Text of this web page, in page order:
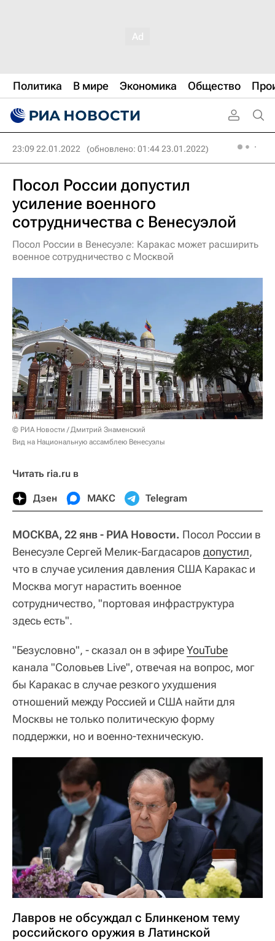
Политика В мире Экономика Общество
23:09 22.01.2022 (обновлено: 01:44 23.01.2022)
Посол России допустил
усиление военного
сотрудничества с Венесуэлой
Посол России в Венесуэле: Каракас может расширить
военное сотрудничество с Москвой
© РИА Новости / Дмитрий Знаменский
Вид на Национальную ассамблею Венесуэлы
Читать ria.ru в
Дзен МАКС Telegram
МОСКВА, 22 янв - РИА Новости. Посол России в
Венесуэле Сергей Мелик-Багдасаров допустил,
что в случае усиления давления США Каракас и
Москва могут нарастить военное
сотрудничество, "портовая инфраструктура
здесь есть".
"Безусловно", - сказал он в эфиреYouTube
канала "Соловьев Live", отвечая на вопрос, мог
бы Каракас в случае резкого ухудшения
отношений между Россией и США найти для
Москвы не только политическую форму
поддержки, но и военно-техническую.
Лавров не обсуждал с Блинкеном тему
российского оружия в Латинской